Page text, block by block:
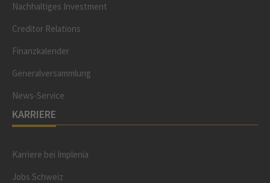
Nachhaltiges Investment
Creditor Relations
Finanzkalender
Generalversammlung
News-Service
KARRIERE
Karriere bei Implenia
Jobs Schweiz